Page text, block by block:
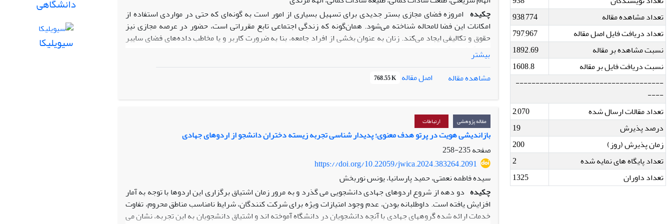
تعداد مشاهده مقاله
938,774
تعداد دریافت فایل اصل مقاله
797,967
نسبت مشاهده بر مقاله
1892.69
نسبت دریافت فایل بر مقاله
1608.8
-------------------------------------
----
تعداد مقالات ارسال شده
2,070
درصد پذیرش
19
زمان پذیرش (روز)
200
تعداد پایگاه های نمایه شده
2
تعداد داوران
1325
چکیده امروزه فضای مجازی بستر جدیدی برای تسهیل بسیاری از امور است به گونه‌ای که حتی در مواردی استفاده از
امکانات این فضا لامحاله شناخته می‌شود. همان‌گونه که زندگی اجتماعی تابع مقرراتی است، حضور در عرصه مجازی نیز
حقوق و تکالیفی ایجاد می‌کند. زنان به عنوان بخشی از افراد جامعه، بنا به ضرورت کاربر و یا مخاطب داده‌های فضای سایبر
قرار گرفته و گاهی به دلیل تهیه، تولید و انتشار محتوای خلاف عفت عمومی و مغایر با اخلاق حسنه نقش بزه‌کار و یا بزه‌دیده
را بر دوش می‌کنند. این پژوهش با تحلیلی مبتنی بر جنسیت کوشیده است هرزه‌نگاری را در رسانه اجتماعی اینستاگرام
بررسی نماید. یافته‌ها نشان می‌دهد محتوای هرزه‌نگاری ایرانی و فارسی به سهولت در اختیار کاربران این بستر قرار
می‌گیرد. با تحلیل محتوای تصویری و متنی پست‌های منتشرشده و هم‌چنین اظهارنظر کاربران دریافته می‌شود که گاهی
مخاطبان نسبت به محتواهای نادرست و خلاف عفت واکنش عرفی نظیر سرزنش و یا عدم تأیید را نشان می‌دهند اما به نظر
ایجاد نکرده است لذا تدوین و یا تقویت ضمانت اجراهای قوی‌تری در جرم‌انگاری و اجرای مجازات در خصوص آن ضرورت
دارد.
بیشتر
مشاهده مقاله
اصل مقاله 768.55 K
مقاله پژوهشی ارتباطات
بازاندیشی هویت در پرتو هدف معنوی؛ پدیدار شناسی تجربه زیسته دختران دانشجو از اردوهای جهادی
صفحه235-258
https://doi.org/10.22059/jwica.2024.383264.2091
سیده فاطمه نعمتی، حمید پارسانیا، یونس نوربخش
چکیده دو دهه از شروع اردوهای جهادی دانشجویی می گذرد و به مرور زمان اشتیاق برگزاری این اردوها با توجه به آمار
افزایش یافته است. داوطلبانه بودن، عدم وجود امتیازات ویژه برای شرکت کنندگان، شرایط نامناسب مناطق محروم، تفاوت
خدمات ارائه شده گروههای جهادی با آنچه دانشجویان در دانشگاه آموخته اند و اشتیاق دانشجویان به این تجربه، نشان می
دانشگاهی
سیویلیکا